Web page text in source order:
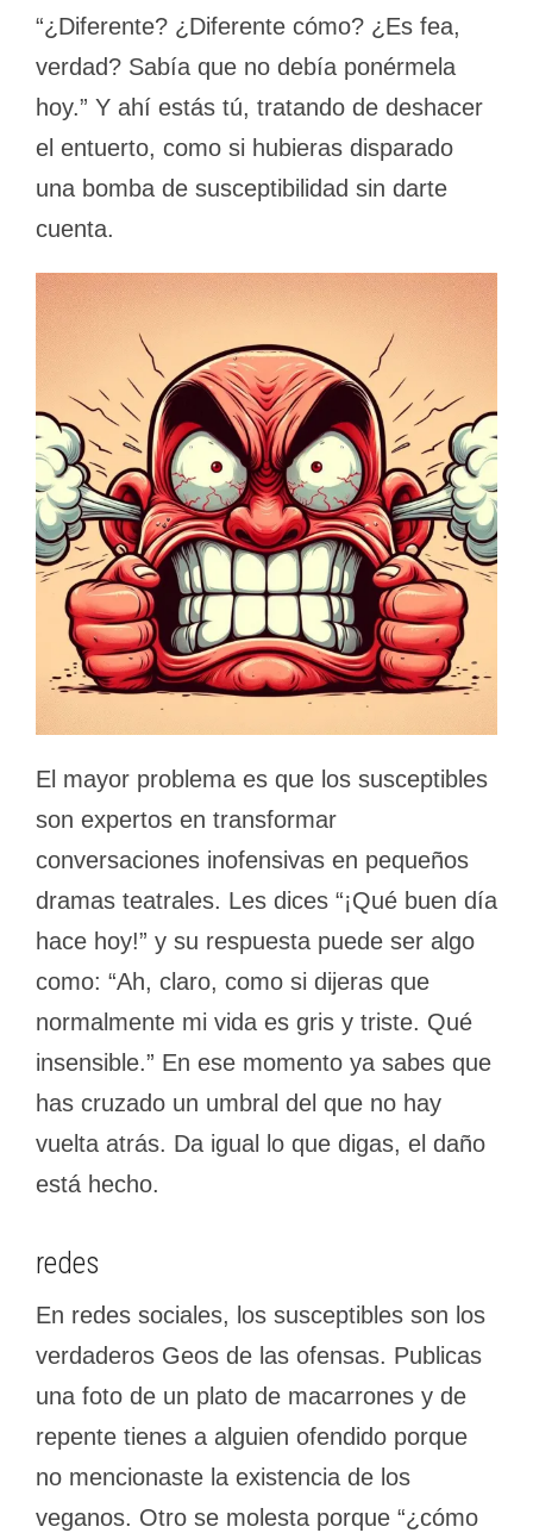
“¿Diferente? ¿Diferente cómo? ¿Es fea,
verdad? Sabía que no debía ponérmela
hoy.” Y ahí estás tú, tratando de deshacer
el entuerto, como si hubieras disparado
una bomba de susceptibilidad sin darte
cuenta.
El mayor problema es que los susceptibles
son expertos en transformar
conversaciones inofensivas en pequeños
dramas teatrales. Les dices “¡Qué buen día
hace hoy!” y su respuesta puede ser algo
como: “Ah, claro, como si dijeras que
normalmente mi vida es gris y triste. Qué
insensible.” En ese momento ya sabes que
has cruzado un umbral del que no hay
vuelta atrás. Da igual lo que digas, el daño
está hecho.
redes
En redes sociales, los susceptibles son los
verdaderos Geos de las ofensas. Publicas
una foto de un plato de macarrones y de
repente tienes a alguien ofendido porque
no mencionaste la existencia de los
veganos. Otro se molesta porque “¿cómo